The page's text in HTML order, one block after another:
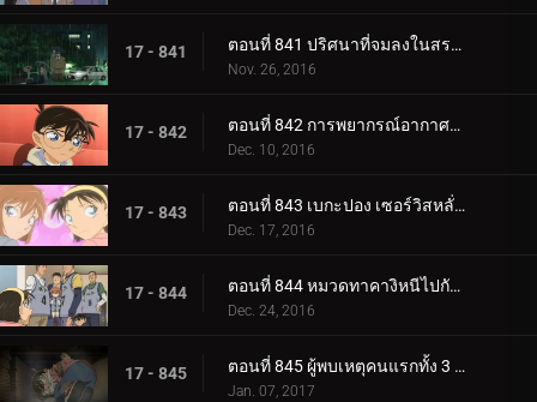
17 - 841 ตอนที่ 841 ปริศนาที่จมลงในสระในฤดูร้อน (ตอน 2)
Nov. 26, 2016
17 - 842 ตอนที่ 842 การพยากรณ์อากาศของราชินี
Dec. 10, 2016
17 - 843 ตอนที่ 843 เบกะปอง เซอร์วิสหลั่งเลือด
Dec. 17, 2016
17 - 844 ตอนที่ 844 หมวดทาคางิหนีไปกับกุญแจมือ
Dec. 24, 2016
17 - 845 ตอนที่ 845 ผู้พบเหตุคนแรกทั้ง 3 (ตอน 1)
Jan. 07, 2017